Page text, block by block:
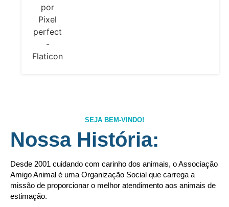
SEJA BEM-VINDO!
Nossa História:
Desde 2001 cuidando com carinho dos animais, o Associação
Amigo Animal é uma Organização Social que carrega a
missão de proporcionar o melhor atendimento aos animais de
estimação.